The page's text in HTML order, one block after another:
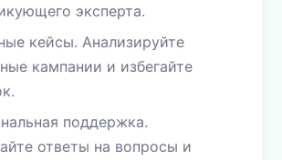
эксперта.
кейсы. Анализируйте
кампании и избегайте
поддержка.
ответы на вопросы и